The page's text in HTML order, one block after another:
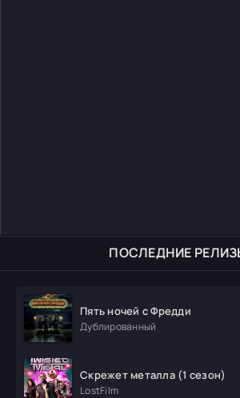
ПОСЛЕДНИЕ
Пять ночей с Фредди
Дублированный
Скрежет металла (1 сезон)
LostFilm